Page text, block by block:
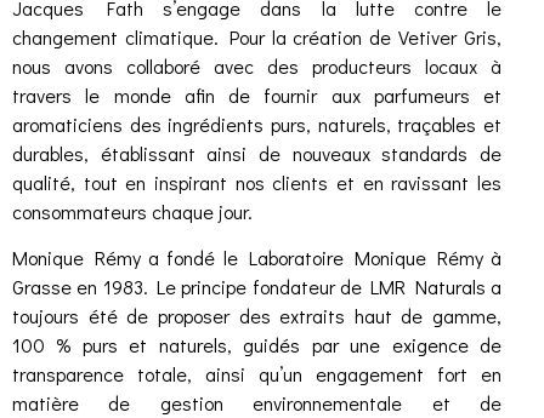
Jacques Fath s’engage dans la lutte contre le
changement climatique. Pour la création de Vetiver Gris,
nous avons collaboré avec des producteurs locaux à
travers le monde afin de fournir aux parfumeurs et
aromaticiens des ingrédients purs, naturels, traçables et
durables, établissant ainsi de nouveaux standards de
qualité, tout en inspirant nos clients et en ravissant les
consommateurs chaque jour.
Monique Rémy a fondé le Laboratoire Monique Rémy à
Grasse en 1983. Le principe fondateur de LMR Naturals a
toujours été de proposer des extraits haut de gamme,
100 % purs et naturels, guidés par une exigence de
transparence totale, ainsi qu’un engagement fort en
matière de gestion environnementale et de